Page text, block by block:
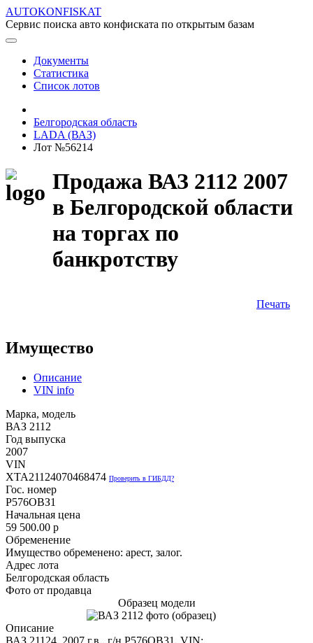
AUTOKONFISKAT
Сервис поиска авто конфиската по открытым базам
Документы
Статистика
Список лотов
Белгородская область
LADA (ВАЗ)
Лот №56214
Продажа ВАЗ 2112 2007
в Белгородской области
на торгах по
банкротству
Печать
Имущество
Описание
VIN info
Марка, модель
ВАЗ 2112
Год выпуска
2007
VIN
XTA21124070468474 Проверить в ГИБДД?
Гос. номер
Р576ОВЗ1
Начальная цена
59 500.00 p
Обременение
Имущество обременено: арест, залог.
Адрес лота
Белгородская область
Фото от продавца
Образец модели
Описание
ВАЗ 21124, 2007 г.в., г/н Р576ОВ31, VIN: